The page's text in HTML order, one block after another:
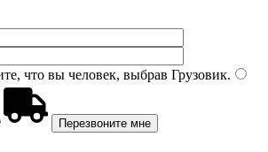
что вы человек, выбрав Грузовик.